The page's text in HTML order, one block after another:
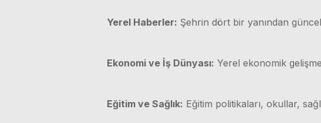
Yerel Haberler: Şehrin dört bir yanından
Ekonomi ve İş Dünyası: Yerel ekonomik
Eğitim ve Sağlık: Eğitim politikaları, okullar,